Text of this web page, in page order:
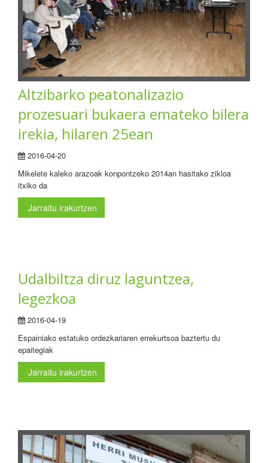
Altzibarko peatonalizazio
prozesuari bukaera emateko bilera
irekia, hilaren 25ean
2016-04-20
Mikelete kaleko arazoak konpontzeko 2014an hasitako zikloa
itxiko da
Jarraitu irakurtzen
Udalbiltza diruz laguntzea,
legezkoa
2016-04-19
Espainiako estatuko ordezkariaren errekurtsoa baztertu du
epaitegiak
Jarraitu irakurtzen